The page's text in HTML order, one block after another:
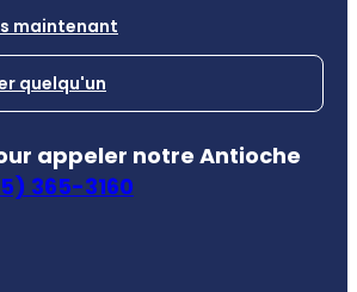
maintenant
quelqu'un
appeler notre Antioche
365-3160